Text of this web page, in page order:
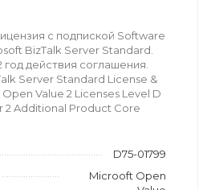
с подпиской Software
BizTalk Server Standard.
год действия соглашения.
Server Standard License &
Value 2 Licenses Level D
2 Additional Product Core
D75-01799
Microoft Open